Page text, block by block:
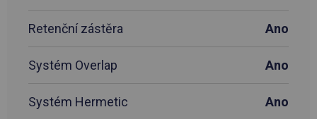
Retenční zástěra Ano
Systém Overlap Ano
Systém Hermetic Ano